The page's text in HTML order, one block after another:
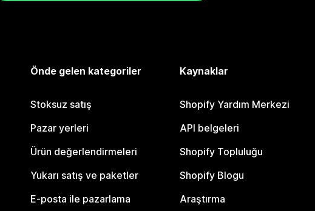
Önde gelen kategoriler
Stoksuz satış
Pazar yerleri
Ürün değerlendirmeleri
Yukarı satış ve paketler
E-posta ile pazarlama
Kaynaklar
Shopify Yardım Merkezi
API belgeleri
Shopify Topluluğu
Shopify Blogu
Araştırma